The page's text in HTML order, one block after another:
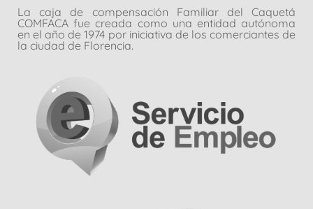
La caja de compensación Familiar del Caquetá
COMFACA fue creada como una entidad autónoma
en el año de 1974 por iniciativa de los comerciantes de
la ciudad de Florencia.